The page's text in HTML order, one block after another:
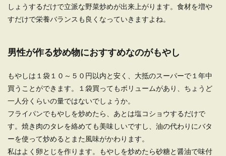
しょうするだけで立派な野菜炒めが出来上がります。食材を増や
すだけで栄養バランスも良くなっていきますよね。
男性が作る炒め物におすすめなのがもやし
もやしは１袋１０～５０円以内と安く、大抵のスーパーで１年中
買うことができます。１袋買ってもボリュームがあり、ちょうど
一人分くらいの量ではないでしょうか。
フライパンでもやしを炒めたら、あとは塩コショウするだけで
す。焼き肉のタレを絡めても美味しいですし、油の代わりにバタ
ーを使って炒めるとまた風味がかわります。
私はよく卵とじを作ります。もやしを炒めたら砂糖と醤油で味付